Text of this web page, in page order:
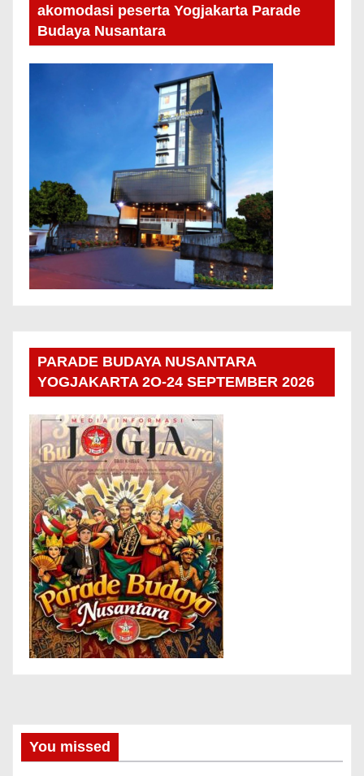
akomodasi peserta Yogjakarta Parade
Budaya Nusantara
PARADE BUDAYA NUSANTARA
YOGJAKARTA 2O-24 SEPTEMBER 2026
You missed